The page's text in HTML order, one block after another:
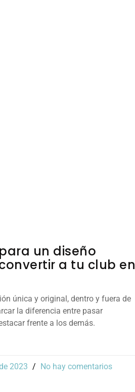
un diseño
a tu club en
única y original, dentro y fuera de
la diferencia entre pasar
frente a los demás.
2023 No hay comentarios